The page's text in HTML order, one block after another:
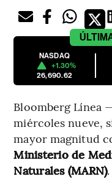
NASDAQ
+1.30%
26,690.62
Bloomberg Línea
miércoles nueve,
mayor magnitud
Ministerio de
Naturales (MARN).